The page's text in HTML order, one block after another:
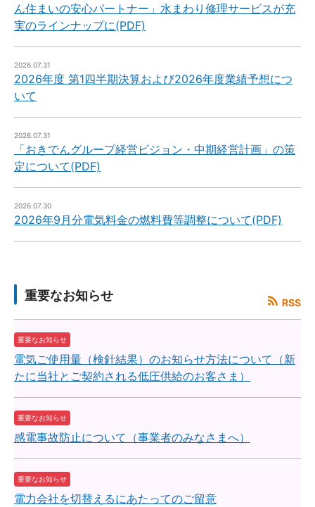
ん住まいの安心パートナー」水まわり修理サービスが充
実のラインナップに(PDF)
2026.07.31
2026年度 第1四半期決算および2026年度業績予想につ
いて
2026.07.31
「おきでんグループ経営ビジョン・中期経営計画」の策
定について(PDF)
2026.07.30
2026年9月分電気料金の燃料費等調整について(PDF)
重要なお知らせ RSS
重要なお知らせ
電気ご使用量（検針結果）のお知らせ方法について（新
たに当社とご契約される低圧供給のお客さま）
重要なお知らせ
感電事故防止について（事業者のみなさまへ）
重要なお知らせ
電力会社を切替えるにあたってのご留意